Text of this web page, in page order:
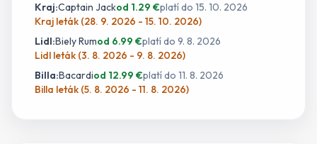
Kraj:Captain Jackod 1.29 €platí do 15. 10. 2026
Kraj leták (28. 9. 2026 - 15. 10. 2026)
Lidl:Biely Rumod 6.99 €platí do 9. 8. 2026
Lidl leták (3. 8. 2026 - 9. 8. 2026)
Billa:Bacardiod 12.99 €platí do 11. 8. 2026
Billa leták (5. 8. 2026 - 11. 8. 2026)